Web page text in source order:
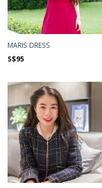
MARIS DRESS
S$95